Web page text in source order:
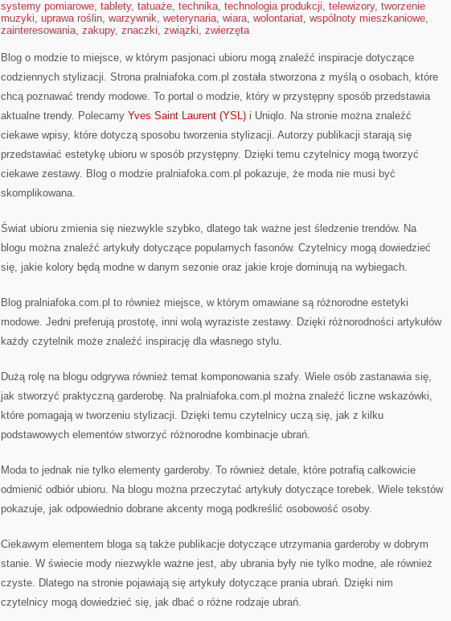
systemy pomiarowe, tablety, tatuaże, technika, technologia produkcji, telewizory, tworzenie
muzyki, uprawa roślin, warzywnik, weterynaria, wiara, wolontariat, wspólnoty mieszkaniowe,
zainteresowania, zakupy, znaczki, związki, zwierzęta
Blog o modzie to miejsce, w którym pasjonaci ubioru mogą znaleźć inspiracje dotyczące
codziennych stylizacji. Strona pralniafoka.com.pl została stworzona z myślą o osobach, które
chcą poznawać trendy modowe. To portal o modzie, który w przystępny sposób przedstawia
aktualne trendy. Polecamy Yves Saint Laurent (YSL) i Uniqlo. Na stronie można znaleźć
ciekawe wpisy, które dotyczą sposobu tworzenia stylizacji. Autorzy publikacji starają się
przedstawiać estetykę ubioru w sposób przystępny. Dzięki temu czytelnicy mogą tworzyć
ciekawe zestawy. Blog o modzie pralniafoka.com.pl pokazuje, że moda nie musi być
skomplikowana.
Świat ubioru zmienia się niezwykle szybko, dlatego tak ważne jest śledzenie trendów. Na
blogu można znaleźć artykuły dotyczące popularnych fasonów. Czytelnicy mogą dowiedzieć
się, jakie kolory będą modne w danym sezonie oraz jakie kroje dominują na wybiegach.
Blog pralniafoka.com.pl to również miejsce, w którym omawiane są różnorodne estetyki
modowe. Jedni preferują prostotę, inni wolą wyraziste zestawy. Dzięki różnorodności artykułów
każdy czytelnik może znaleźć inspirację dla własnego stylu.
Dużą rolę na blogu odgrywa również temat komponowania szafy. Wiele osób zastanawia się,
jak stworzyć praktyczną garderobę. Na pralniafoka.com.pl można znaleźć liczne wskazówki,
które pomagają w tworzeniu stylizacji. Dzięki temu czytelnicy uczą się, jak z kilku
podstawowych elementów stworzyć różnorodne kombinacje ubrań.
Moda to jednak nie tylko elementy garderoby. To również detale, które potrafią całkowicie
odmienić odbiór ubioru. Na blogu można przeczytać artykuły dotyczące torebek. Wiele tekstów
pokazuje, jak odpowiednio dobrane akcenty mogą podkreślić osobowość osoby.
Ciekawym elementem bloga są także publikacje dotyczące utrzymania garderoby w dobrym
stanie. W świecie mody niezwykle ważne jest, aby ubrania były nie tylko modne, ale również
czyste. Dlatego na stronie pojawiają się artykuły dotyczące prania ubrań. Dzięki nim
czytelnicy mogą dowiedzieć się, jak dbać o różne rodzaje ubrań.